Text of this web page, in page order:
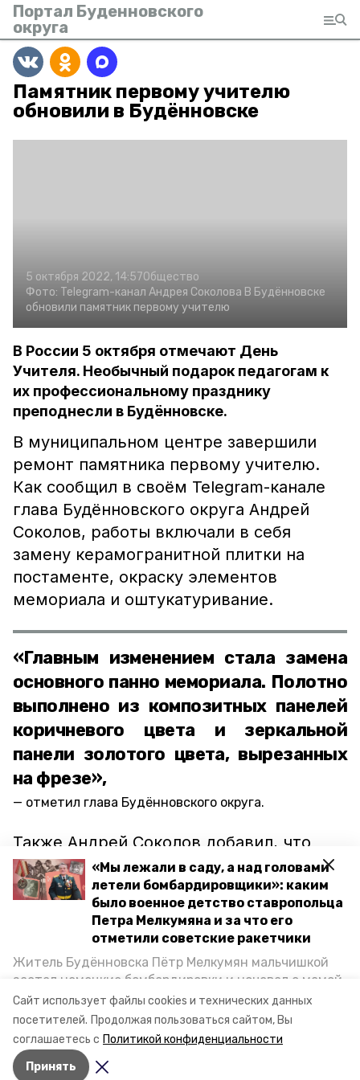
Сайт использует файлы cookies и технических данных
посетителей. Продолжая пользоваться сайтом, Вы
соглашаетесь с Политикой конфиденциальности
Принять
«Мы лежали в саду, а над головами
летели бомбардировщики»: каким
было военное детство ставропольца
Петра Мелкумяна и за что его
отметили советские ракетчики
Житель Будённовска Пётр Мелкумян мальчишкой
застал немецкие бомбардировки и ночевал с мамой
под открытым небом, когда гитлеровцы заняли их
дом. Чем запомнились эти дни, как выживали после
и чем Пётр помог ракетным войскам — в новом
материале спецпроекта «Победы26» «Дети
Великой Отечественной».
Портал Буденновского
округа
Памятник первому учителю
обновили в Будённовске
5 октября 2022, 14:57Общество
Фото: Telegram-канал Андрея Соколова В Будённовске
обновили памятник первому учителю
В России 5 октября отмечают День
Учителя. Необычный подарок педагогам к
их профессиональному празднику
преподнесли в Будённовске.
В муниципальном центре завершили
ремонт памятника первому учителю.
Как сообщил в своём Telegram-канале
глава Будённовского округа Андрей
Соколов, работы включали в себя
замену керамогранитной плитки на
постаменте, окраску элементов
мемориала и оштукатуривание.
«Главным изменением стала замена
основного панно мемориала. Полотно
выполнено из композитных панелей
коричневого цвета и зеркальной
панели золотого цвета, вырезанных
на фрезе»,
отметил глава Будённовского округа.
Также Андрей Соколов добавил, что
обновленный памятник станет
отличным подарком для всех учителей
Прикумья в день их профессионального
праздника.
памятник учителю день учителя
педагоги андрей соколов будённовск
будённовский округ